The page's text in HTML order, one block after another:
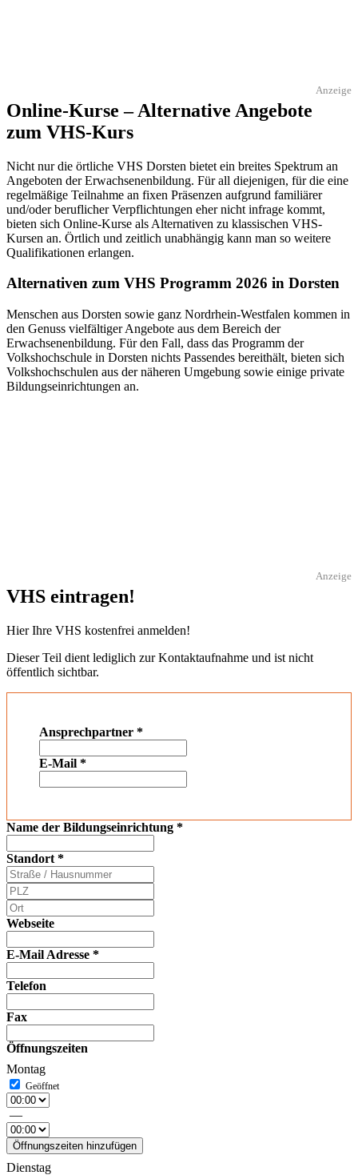
Anzeige
Online-Kurse – Alternative Angebote
zum VHS-Kurs
Nicht nur die örtliche VHS Dorsten bietet ein breites Spektrum an
Angeboten der Erwachsenenbildung. Für all diejenigen, für die eine
regelmäßige Teilnahme an fixen Präsenzen aufgrund familiärer
und/oder beruflicher Verpflichtungen eher nicht infrage kommt,
bieten sich Online-Kurse als Alternativen zu klassischen VHS-
Kursen an. Örtlich und zeitlich unabhängig kann man so weitere
Qualifikationen erlangen.
Alternativen zum VHS Programm 2026 in Dorsten
Menschen aus Dorsten sowie ganz Nordrhein-Westfalen kommen in
den Genuss vielfältiger Angebote aus dem Bereich der
Erwachsenenbildung. Für den Fall, dass das Programm der
Volkshochschule in Dorsten nichts Passendes bereithält, bieten sich
Volkshochschulen aus der näheren Umgebung sowie einige private
Bildungseinrichtungen an.
Anzeige
VHS eintragen!
Hier Ihre VHS kostenfrei anmelden!
Dieser Teil dient lediglich zur Kontaktaufnahme und ist nicht
öffentlich sichtbar.
Ansprechpartner *
E-Mail *
Name der Bildungseinrichtung *
Standort *
Webseite
E-Mail Adresse *
Telefon
Fax
Öffnungszeiten
Montag
—
Öffnungszeiten hinzufügen
Dienstag